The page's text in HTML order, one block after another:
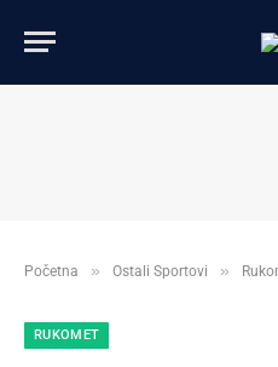
Početna » Ostali Sportovi »
RUKOMET